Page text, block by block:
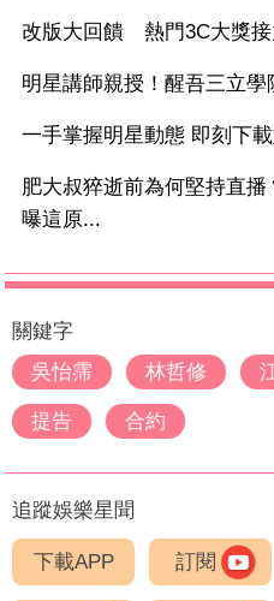
改版大回饋 熱門3C大獎接
明星講師親授！醒吾三立學
一手掌握明星動態 即刻下
肥大叔猝逝前為何堅持直
曝這原...
關鍵字
吳怡霈
林哲修
提告 合約
追蹤娛樂星聞
下載APP 訂閱